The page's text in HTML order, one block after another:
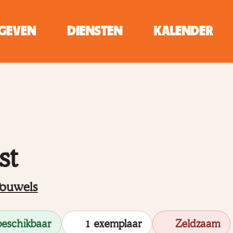
DIENSTEN KALENDER
1 exemplaar Zeldzaam